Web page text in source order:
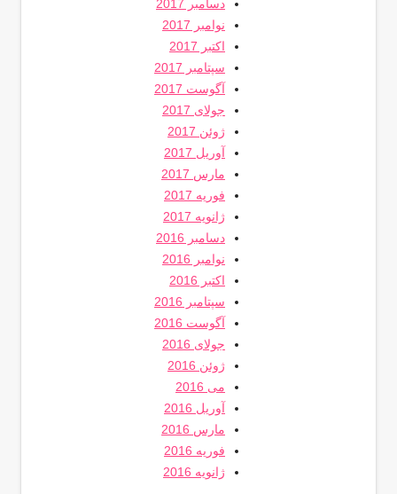
دسامبر 2017
نوامبر 2017
اکتبر 2017
سپتامبر 2017
آگوست 2017
جولای 2017
ژوئن 2017
آوریل 2017
مارس 2017
فوریه 2017
ژانویه 2017
دسامبر 2016
نوامبر 2016
اکتبر 2016
سپتامبر 2016
آگوست 2016
جولای 2016
ژوئن 2016
می 2016
آوریل 2016
مارس 2016
فوریه 2016
ژانویه 2016